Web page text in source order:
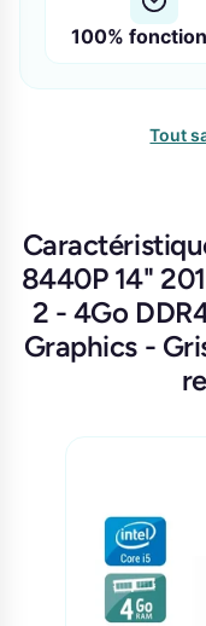
100%
Tout
8440P 14"
2 - 4Go
Graphics -